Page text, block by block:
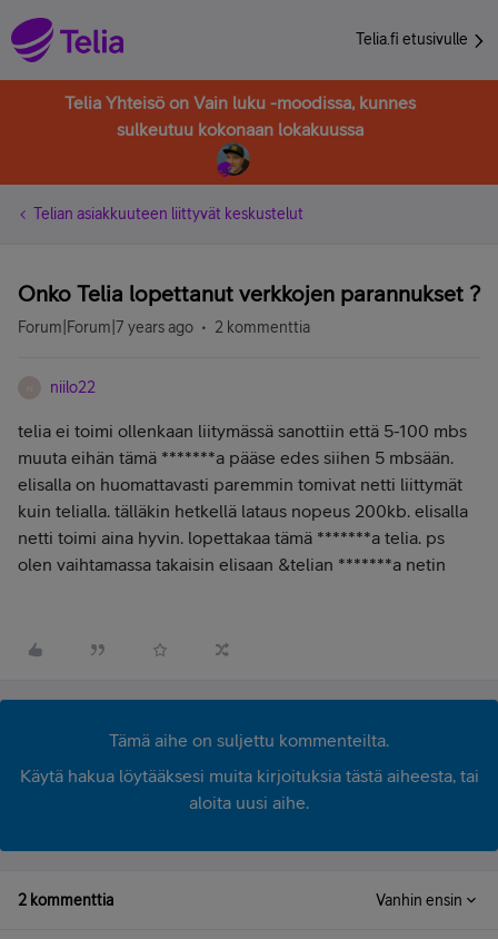
Telia.fi etusivulle
Telia Yhteisö on Vain luku -moodissa, kunnes
sulkeutuu kokonaan lokakuussa
Telian asiakkuuteen liittyvät keskustelut
Onko Telia lopettanut verkkojen parannukset ?
Forum|Forum|7 years ago 2 kommenttia
niilo22
telia ei toimi ollenkaan liitymässä sanottiin että 5-100 mbs
muuta eihän tämä *******a pääse edes siihen 5 mbsään.
elisalla on huomattavasti paremmin tomivat netti liittymät
kuin telialla. tälläkin hetkellä lataus nopeus 200kb. elisalla
netti toimi aina hyvin. lopettakaa tämä *******a telia. ps
olen vaihtamassa takaisin elisaan &telian *******a netin
Tämä aihe on suljettu kommenteilta.
Käytä hakua löytääksesi muita kirjoituksia tästä aiheesta, tai
aloita uusi aihe.
2 kommenttia Vanhin ensin